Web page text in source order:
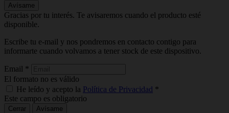
Avísame
Gracias por tu interés. Te avisaremos cuando el producto esté
disponible.
Escribe tu e-mail y nos pondremos en contacto contigo para
informarte cuando volvamos a tener stock de este dispositivo.
Email *
El formato no es válido
He leído y acepto la Política de Privacidad *
Este campo es obligatorio
Cerrar Avísame